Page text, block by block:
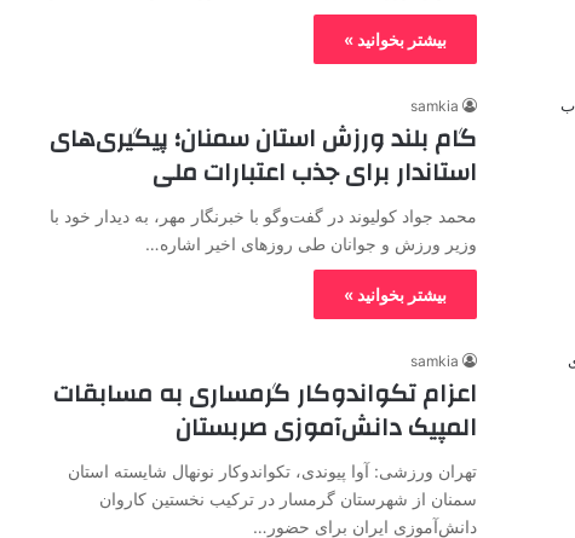
بیشتر بخوانید »
samkia
گام بلند ورزش استان سمنان؛ پیگیری‌های
استاندار برای جذب اعتبارات ملی
محمد جواد کولیوند در گفت‌وگو با خبرنگار مهر، به دیدار خود با
وزیر ورزش و جوانان طی روزهای اخیر اشاره…
بیشتر بخوانید »
samkia
اعزام تکواندوکار گرمساری به مسابقات
المپیک دانش‌آموزی صربستان
تهران ورزشی: آوا پیوندی، تکواندوکار نونهال شایسته استان
سمنان از شهرستان گرمسار در ترکیب نخستین کاروان
دانش‌آموزی ایران برای حضور…